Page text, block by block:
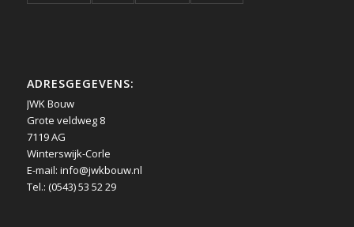
ADRESGEGEVENS:
JWK Bouw
Grote veldweg 8
7119 AG
Winterswijk-Corle
E-mail: info@jwkbouw.nl
Tel.: (0543) 53 52 29